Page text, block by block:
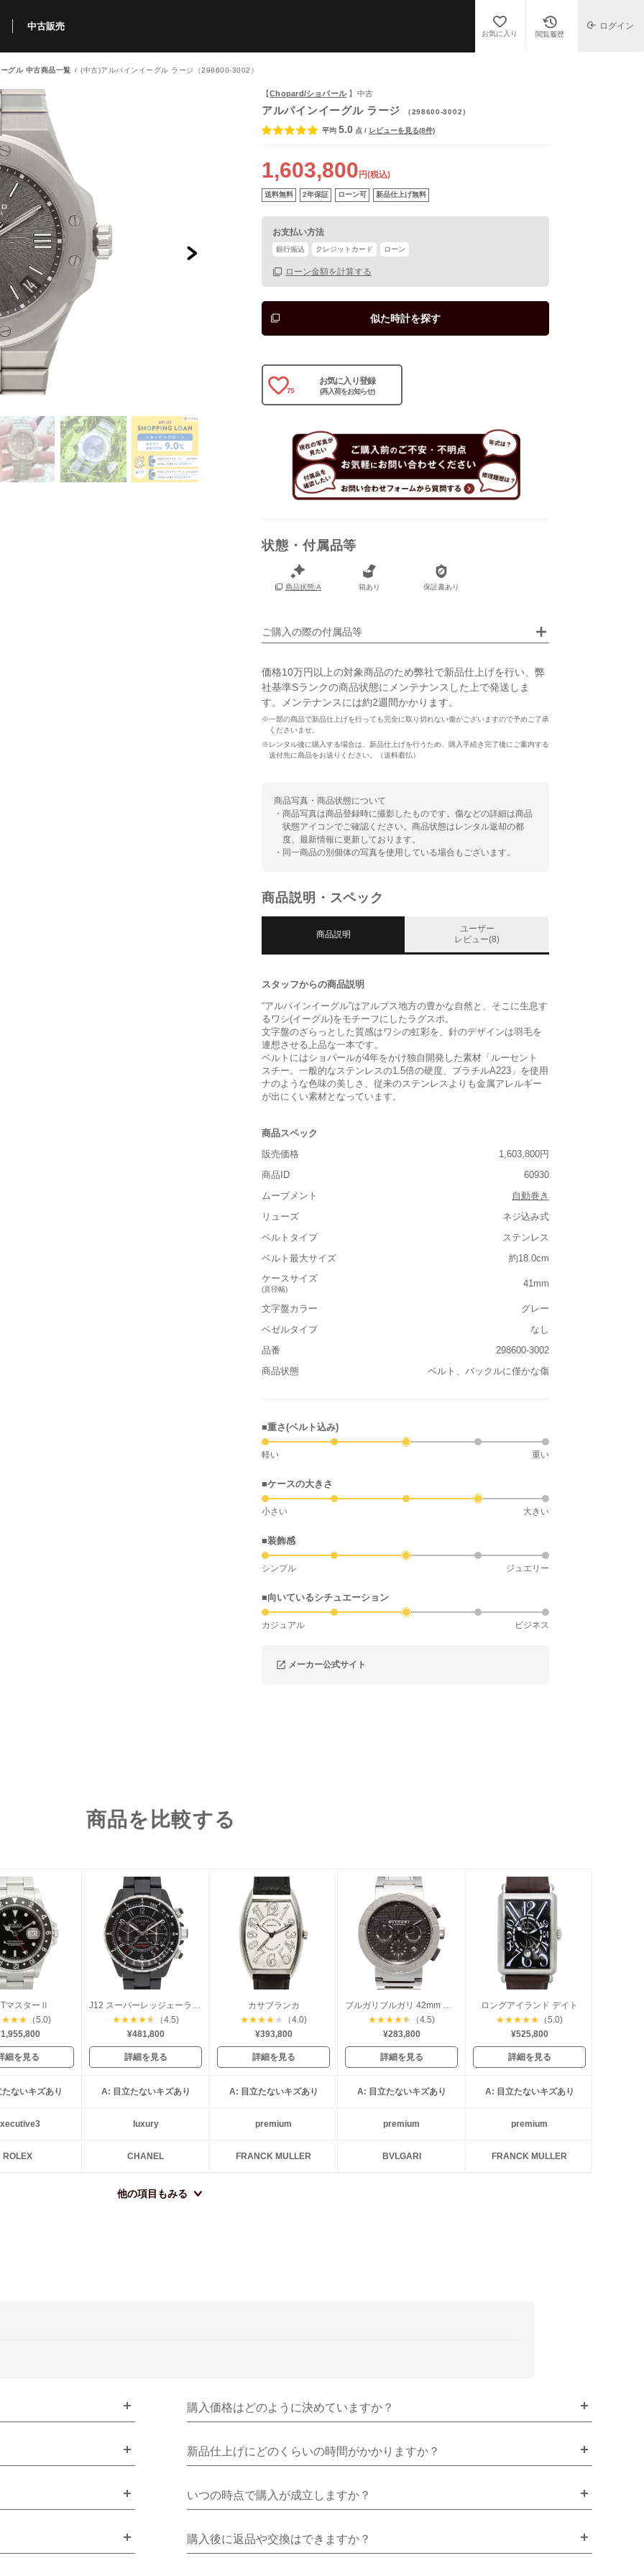
限定商品 購入可能商品
できるポイント カリトケとは？
用方法 Q&A
中古販売
中古販売商品 ブランド一覧 中古販売について
お気に入り 閲覧履歴
ログイン
グル 中古商品一覧 (中古)アルパインイーグル ラージ（298600-3002）
【Chopard/ショパール】中古
アルパインイーグル ラージ （298600-3002）
平均 5.0 点 / レビューを見る(8件)
1,603,800 円(税込)
送料無料 2年保証 ローン可 新品仕上げ無料
お支払い方法
銀行振込 クレジットカード ローン
ローン金額を計算する
似た時計を探す
75
お気に入り登録
(再入荷をお知らせ)
状態・付属品等
商品状態:A 箱あり 保証書あり
ご購入の際の付属品等
保証書
価格10万円以上の対象商品のため弊社で新品仕上げを行い、弊
社基準Sランクの商品状態にメンテナンスした上で発送しま
す。メンテナンスには約2週間かかります。
※一部の商品で新品仕上げを行っても完全に取り切れない傷がございますので予めご了承
くださいませ。
※レンタル後に購入する場合は、新品仕上げを行うため、購入手続き完了後にご案内する
送付先に商品をお送りください。（送料着払）
商品写真・商品状態について
・商品写真は商品登録時に撮影したものです。傷などの詳細は商品
状態アイコンでご確認ください。商品状態はレンタル返却の都
度、最新情報に更新しております。
・同一商品の別個体の写真を使用している場合もございます。
商品説明・スペック
商品説明
ユーザー
レビュー(8)
スタッフからの商品説明
“アルパインイーグル”はアルプス地方の豊かな自然と、そこに生息す
るワシ(イーグル)をモチーフにしたラグスポ。
文字盤のざらっとした質感はワシの虹彩を、針のデザインは羽毛を
連想させる上品な一本です。
ベルトにはショパールが4年をかけ独自開発した素材「ルーセント
スチー。一般的なステンレスの1.5倍の硬度、プラチルA223」を使用
ナのような色味の美しさ、従来のステンレスよりも金属アレルギー
が出にくい素材となっています。
商品スペック
販売価格
1,603,800円
商品ID
60930
ムーブメント
自動巻き
リューズ
ネジ込み式
ベルトタイプ
ステンレス
ベルト最大サイズ
約18.0cm
ケースサイズ
(直径幅)
41mm
文字盤カラー
グレー
ベゼルタイプ
なし
品番
298600-3002
商品状態
ベルト、バックルに僅かな傷
■重さ(ベルト込み)
軽い 重い
■ケースの大きさ
小さい 大きい
■装飾感
シンプル ジュエリー
■向いているシチュエーション
カジュアル ビジネス
メーカー公式サイト
商品を比較する
マスターⅡ
★★★ （5.0)
細を見る
J12 スーパーレッジェーラ 41mm
★★★★★
（4.5)
¥481,800
詳細を見る
カサブランカ
★★★★ ★
（4.0)
¥393,800
詳細を見る
ブルガリブルガリ 42mm クロノグラフ
★★★★★
（4.5)
¥283,800
詳細を見る
ロングアイランド デイト
★★★★★ （5.0)
¥525,800
詳細を見る
ないキズあり A: 目立たないキズあり A: 目立たないキズあり A: 目立たないキズあり A: 目立たないキズあり
luxury premium premium premium
ROLEX CHANEL FRANCK MULLER BVLGARI FRANCK MULLER
他の項目もみる
購入価格はどのように決めていますか？
新品仕上げにどのくらいの時間がかかりますか？
いつの時点で購入が成立しますか？
購入後に返品や交換はできますか？